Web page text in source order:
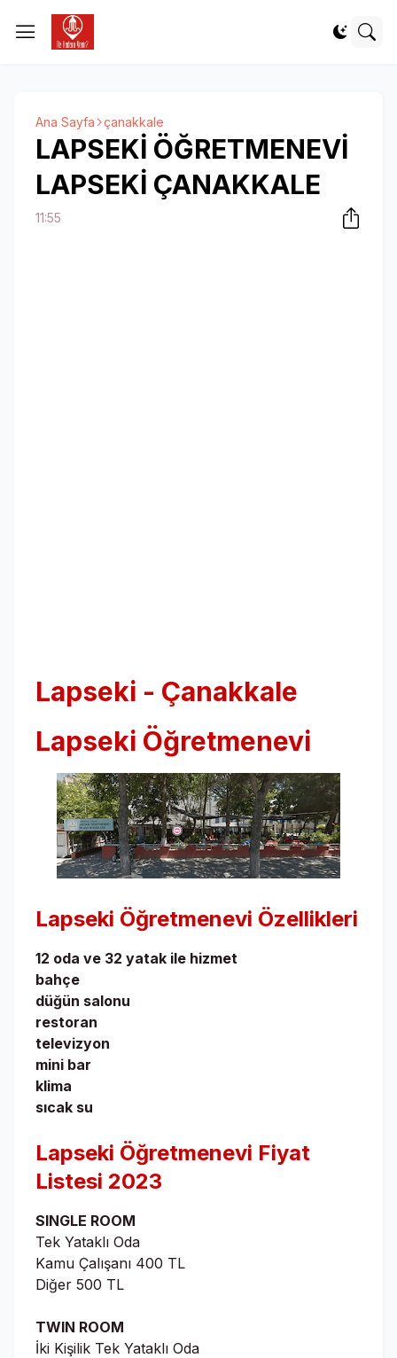
Ana Sayfa çanakkale
LAPSEKİ ÖĞRETMENEVİ
LAPSEKİ ÇANAKKALE
11:55
Lapseki - Çanakkale
Lapseki Öğretmenevi
Lapseki Öğretmenevi Özellikleri
12 oda ve 32 yatak ile hizmet
bahçe
düğün salonu
restoran
televizyon
mini bar
klima
sıcak su
Lapseki Öğretmenevi Fiyat
Listesi 2023
SINGLE ROOM
Tek Yataklı Oda
Kamu Çalışanı 400 TL
Diğer 500 TL
TWIN ROOM
İki Kişilik Tek Yataklı Oda